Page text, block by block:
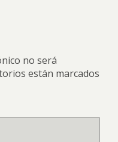
no será
están marcados